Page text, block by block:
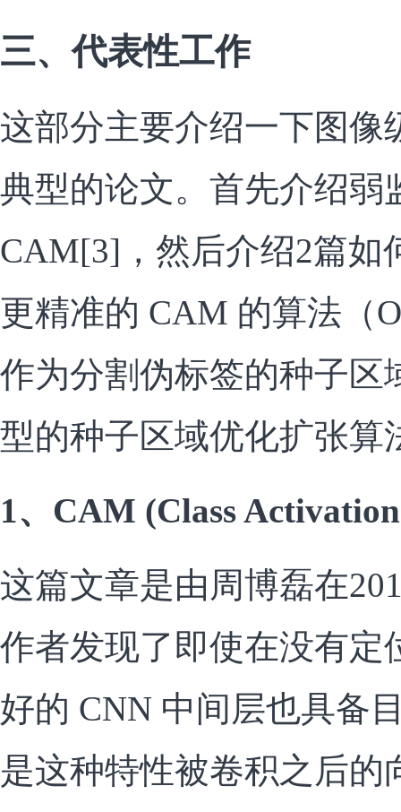
三、代表性工作
这部分主要介绍一下图像
典型的论文。首先介绍弱
CAM[3]，然后介绍2篇如
更精准的 CAM 的算法（
作为分割伪标签的种子区
型的种子区域优化扩张算
1、CAM (Class
这篇文章是由周博磊在
作者发现了即使在没有定
好的 CNN 中间层也具备
是这种特性被卷积之后的